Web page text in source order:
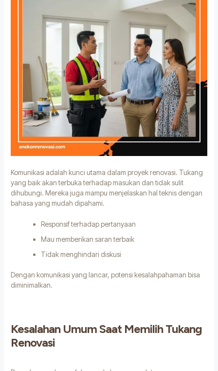
Komunikasi adalah kunci utama dalam proyek renovasi. Tukang
yang baik akan terbuka terhadap masukan dan tidak sulit
dihubungi. Mereka juga mampu menjelaskan hal teknis dengan
bahasa yang mudah dipahami.
Responsif terhadap pertanyaan
Mau memberikan saran terbaik
Tidak menghindari diskusi
Dengan komunikasi yang lancar, potensi kesalahpahaman bisa
diminimalkan.
Kesalahan Umum Saat Memilih Tukang
Renovasi